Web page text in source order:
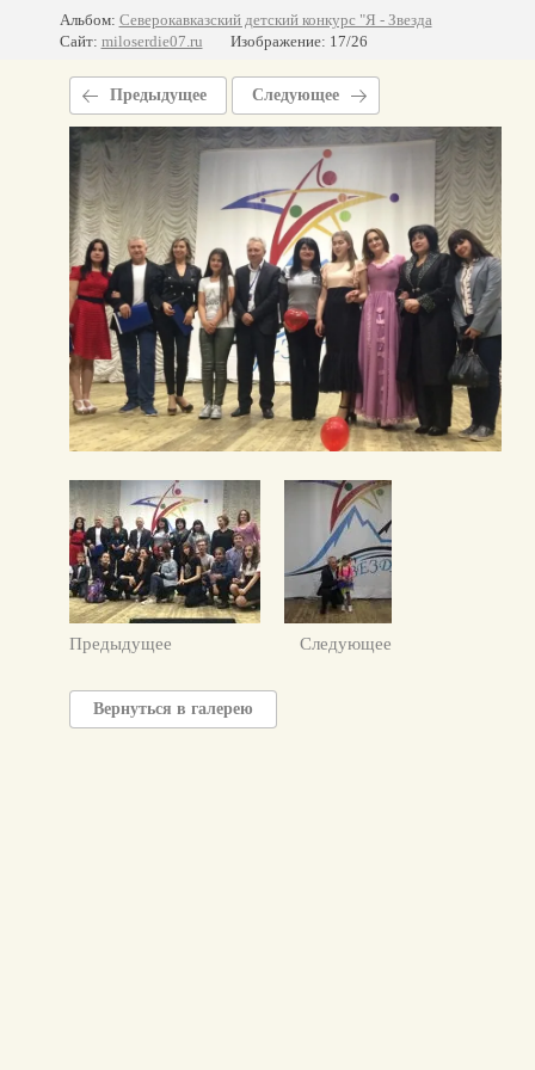
Альбом: Северокавказский детский конкурс "Я - Звезда
Сайт: miloserdie07.ru Изображение: 17/26
Предыдущее Следующее
Предыдущее Следующее
Вернуться в галерею